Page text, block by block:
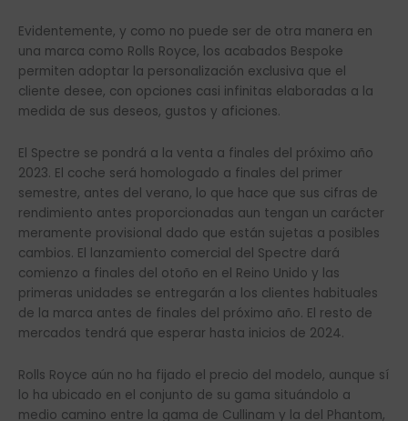
Evidentemente, y como no puede ser de otra manera en
una marca como Rolls Royce, los acabados Bespoke
permiten adoptar la personalización exclusiva que el
cliente desee, con opciones casi infinitas elaboradas a la
medida de sus deseos, gustos y aficiones.
El Spectre se pondrá a la venta a finales del próximo año
2023. El coche será homologado a finales del primer
semestre, antes del verano, lo que hace que sus cifras de
rendimiento antes proporcionadas aun tengan un carácter
meramente provisional dado que están sujetas a posibles
cambios. El lanzamiento comercial del Spectre dará
comienzo a finales del otoño en el Reino Unido y las
primeras unidades se entregarán a los clientes habituales
de la marca antes de finales del próximo año. El resto de
mercados tendrá que esperar hasta inicios de 2024.
Rolls Royce aún no ha fijado el precio del modelo, aunque sí
lo ha ubicado en el conjunto de su gama situándolo a
medio camino entre la gama de Cullinam y la del Phantom,